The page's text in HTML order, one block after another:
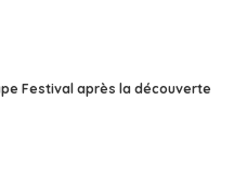
Festival après la découverte